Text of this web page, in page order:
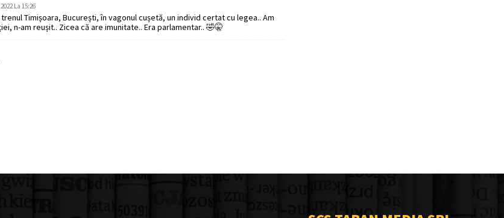
La 15:26
Timișoara, București, în vagonul cușetă, un individ certat cu legea.. Am
n-am reușit.. Zicea că are imunitate.. Era parlamentar.. 🤣🤫